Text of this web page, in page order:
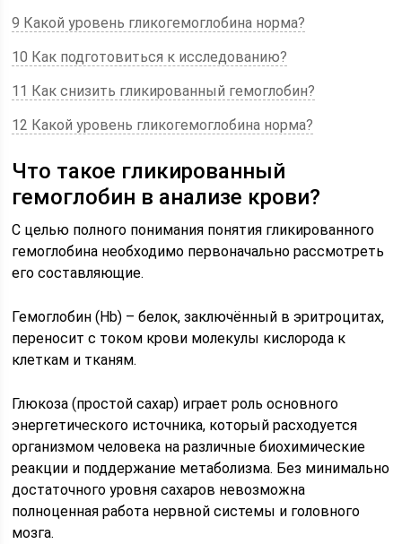
9 Какой уровень гликогемоглобина норма?
10 Как подготовиться к исследованию?
11 Как снизить гликированный гемоглобин?
12 Какой уровень гликогемоглобина норма?
Что такое гликированный
гемоглобин в анализе крови?
С целью полного понимания понятия гликированного
гемоглобина необходимо первоначально рассмотреть
его составляющие.
Гемоглобин (Hb) – белок, заключённый в эритроцитах,
переносит с током крови молекулы кислорода к
клеткам и тканям.
Глюкоза (простой сахар) играет роль основного
энергетического источника, который расходуется
организмом человека на различные биохимические
реакции и поддержание метаболизма. Без минимально
достаточного уровня сахаров невозможна
полноценная работа нервной системы и головного
мозга.